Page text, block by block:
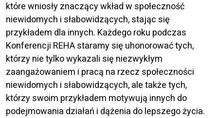
które wniosły znaczący wkład w społeczność
niewidomych i słabowidzących, stając się
przykładem dla innych. Każdego roku podczas
Konferencji REHA staramy się uhonorować tych,
którzy nie tylko wykazali się niezwykłym
zaangażowaniem i pracą na rzecz społeczności
niewidomych i słabowidzących, ale także tych,
którzy swoim przykładem motywują innych do
podejmowania działań i dążenia do lepszego życia.